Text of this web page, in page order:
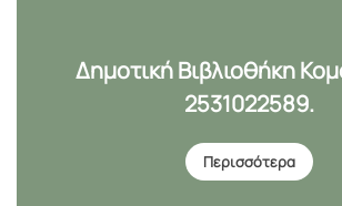
Δημοτική Βιβλιοθήκη
2531022589.
Περισσότερα